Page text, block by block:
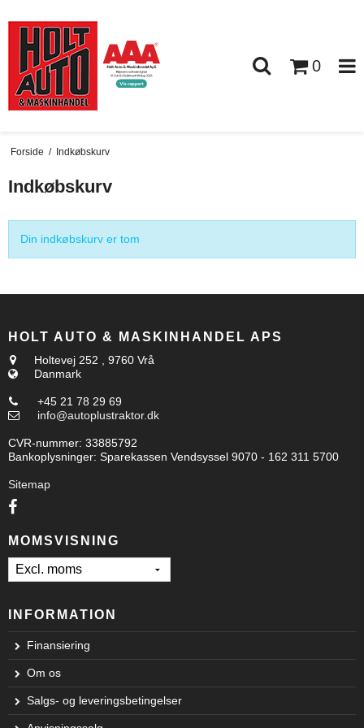
0
Forside / Indkøbskurv
Indkøbskurv
Din indkøbskurv er tom
HOLT AUTO & MASKINHANDEL APS
Holtevej 252
9760 Vrå
Danmark
+45 21 78 29 69
info@autoplustraktor.dk
CVR-nummer: 33885792
Bankoplysninger: Sparekassen Vendsyssel 9070 - 162 311 5700
Sitemap
MOMSVISNING
INFORMATION
Finansiering
Om os
Salgs- og leveringsbetingelser